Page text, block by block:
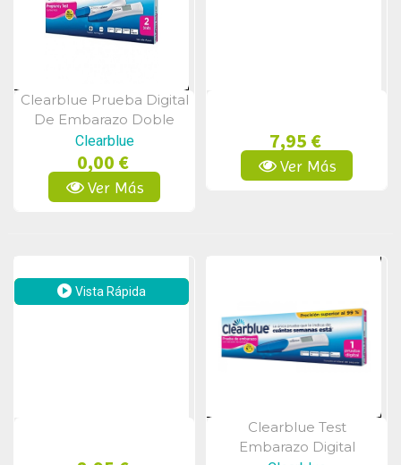
Vista Rápida
Clearblue Prueba Digital
De Embarazo Doble
Clearblue
0,00 €
Ver Más
7,95 €
Ver Más
Vista Rápida
Vista Rápida
Clearblue Test
Embarazo Digital